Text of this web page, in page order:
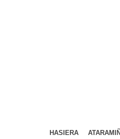
HASIERA